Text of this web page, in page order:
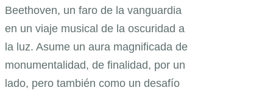
Beethoven, un faro de la vanguardia
en un viaje musical de la oscuridad a
la luz. Asume un aura magnificada de
monumentalidad, de finalidad, por un
lado, pero también como un desafío